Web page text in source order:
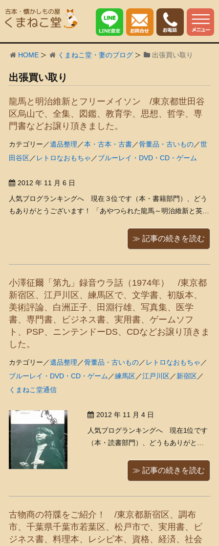
HOME くまねこ堂・妻のブログ 出張買い取り
出張買い取り
龍馬と明治維新とフリーメイソン /東京都世田谷
区烏山で、全集、図鑑、教育学、思想、哲学、専
門書などお譲り頂きました。
カテゴリー／遺品整理／本・古本・古書／骨董品・古いもの／世
田谷区／ レトロなおもちゃ／ブルーレイ・DVD・CD・ゲーム
2012 年 11 月 6 日
人気ブログランキングへ 現在３位です（本・書籍部門）、どう
もありがとうございます！ 「あやつられた龍馬～明治維新と英国
本を読みました。面白かったー！ ちょうどこれを読む直前に、
「おーい！竜馬」を全巻一気読みしていたので、 ...
≫ 記事の続きを読む
小澤征爾「第九」録音ウラ話（1974年） /東京都
新宿区、江戸川区、練馬区で、文学書、初版本、
美術評論、白洲正子、田淵行雄、写真集、医学
書、専門書、ビジネス書、実用書、ゲームソフ
ト、PSP、ニンテンドーDS、CDなどお譲り頂きま
した。
カテゴリー／遺品整理／骨董品・古いもの／ レトロなおもちゃ／
ブルーレイ・DVD・CD・ゲーム／練馬区／江戸川区／新宿区／
くまねこ堂通信
2012 年 11 月 4 日
人気ブログランキングへ 現在1位です
（本・読書部門）、どうもありがとう
直筆サイン入りプログラムが入ってき
ました～！ お若いですね～！1974年12
「第９」、独唱は ...
≫ 記事の続きを読む
古物商の符牒をご紹介！ /東京都新宿区、調布
市、千葉県千葉市若葉区、松戸市で、実用書、ビ
ジネス書、料理本、レシピ本、資格、経済、社会